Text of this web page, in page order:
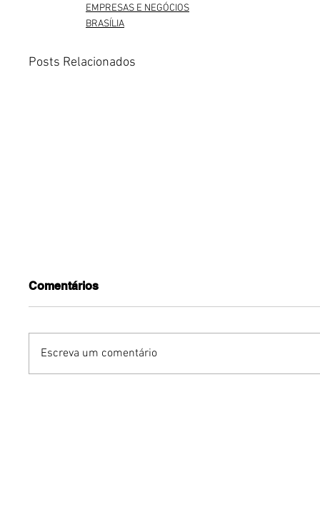
EMPRESAS E NEGÓCIOS
BRASÍLIA
Posts Relacionados
Comentários
Escreva um comentário